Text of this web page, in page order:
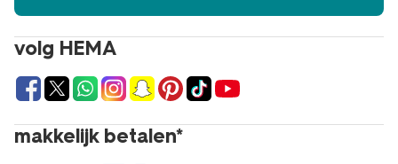
volg HEMA
makkelijk betalen*